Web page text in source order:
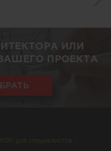
ИЛИ
ПРОЕКТА
для специалистов